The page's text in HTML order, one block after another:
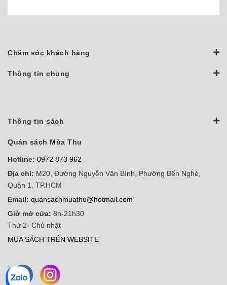
Chăm sóc khách hàng
Thông tin chung
Thông tin sách
Quán sách Mùa Thu
Hotline: 0972 873 962
Địa chỉ: M20, Đường Nguyễn Văn Bình, Phường Bến Nghé,
Quận 1, TP.HCM
Email: quansachmuathu@hotmail.com
Giờ mở cửa: 8h-21h30
Thứ 2- Chủ nhật
MUA SÁCH TRÊN WEBSITE